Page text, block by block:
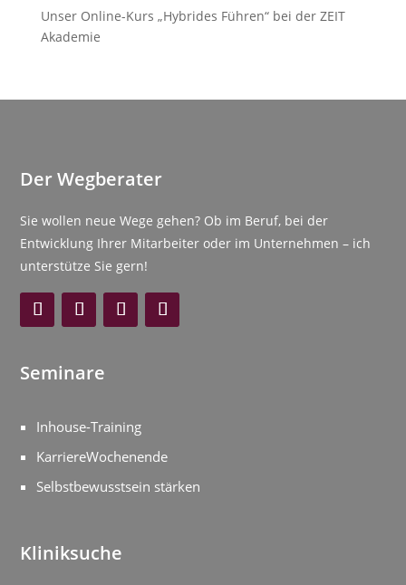
Unser Online-Kurs „Hybrides Führen“ bei der ZEIT
Akademie
Der Wegberater
Sie wollen neue Wege gehen? Ob im Beruf, bei der
Entwicklung Ihrer Mitarbeiter oder im Unternehmen – ich
unterstütze Sie gern!
Seminare
Inhouse-Training
KarriereWochenende
Selbstbewusstsein stärken
Kliniksuche